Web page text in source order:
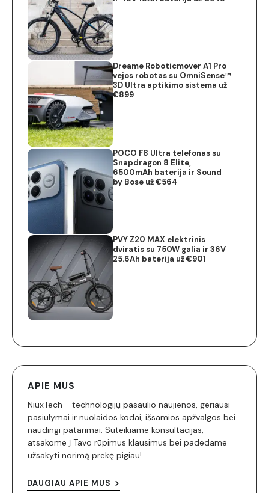
Dreame Roboticmover A1 Pro
vejos robotas su OmniSense™
3D Ultra aptikimo sistema už
€899
POCO F8 Ultra telefonas su
Snapdragon 8 Elite,
6500mAh baterija ir Sound
by Bose už €564
PVY Z20 MAX elektrinis
dviratis su 750W galia ir 36V
25.6Ah baterija už €901
APIE MUS
NiuxTech - technologijų pasaulio naujienos, geriausi
pasiūlymai ir nuolaidos kodai, išsamios apžvalgos bei
naudingi patarimai. Suteikiame konsultacijas,
atsakome į Tavo rūpimus klausimus bei padedame
užsakyti norimą prekę pigiau!
DAUGIAU APIE MUS